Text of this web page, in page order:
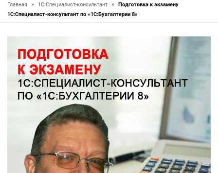
Главная » 1С:Специалист-консультант »
Подготовка к экзамену
1С:Специалист-консультант по «1С:Бухгалтерии 8»